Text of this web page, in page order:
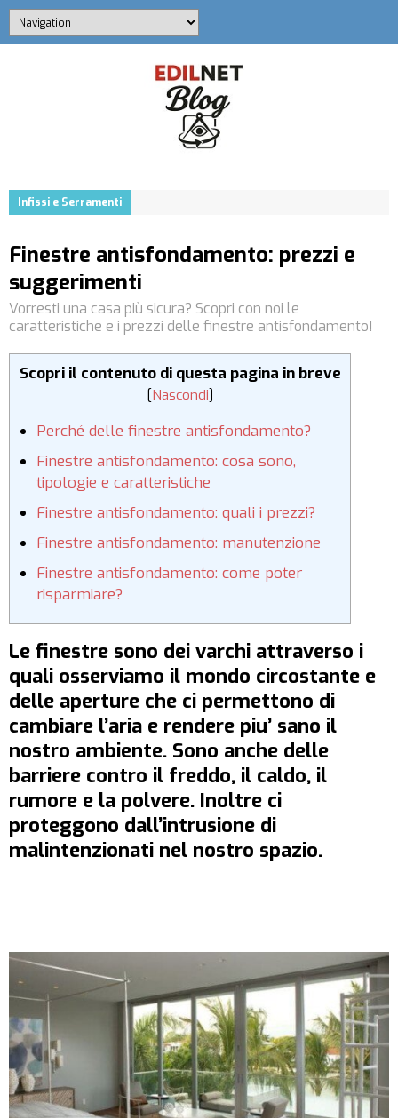
Infissi e Serramenti
Finestre antisfondamento: prezzi e
suggerimenti
Vorresti una casa più sicura? Scopri con noi le
caratteristiche e i prezzi delle finestre antisfondamento!
Scopri il contenuto di questa pagina in breve
[Nascondi]
Perché delle finestre antisfondamento?
Finestre antisfondamento: cosa sono,
tipologie e caratteristiche
Finestre antisfondamento: quali i prezzi?
Finestre antisfondamento: manutenzione
Finestre antisfondamento: come poter
risparmiare?
Le finestre sono dei varchi attraverso i
quali osserviamo il mondo circostante e
delle aperture che ci permettono di
cambiare l’aria e rendere piu’ sano il
nostro ambiente. Sono anche delle
barriere contro il freddo, il caldo, il
rumore e la polvere. Inoltre ci
proteggono dall’intrusione di
malintenzionati nel nostro spazio.